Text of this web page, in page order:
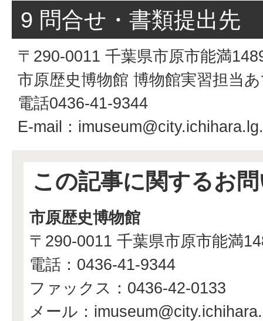
9 問合せ・書類提出先
〒290-0011 千葉県市原市能満
市原歴史博物館 博物館実習担当
電話0436-41-9344
E-mail：
この記事に関するお
市原歴史博物館
〒290-0011 千葉県市原市能満
電話：0436-41-9344
ファックス：0436-42-0133
メール：